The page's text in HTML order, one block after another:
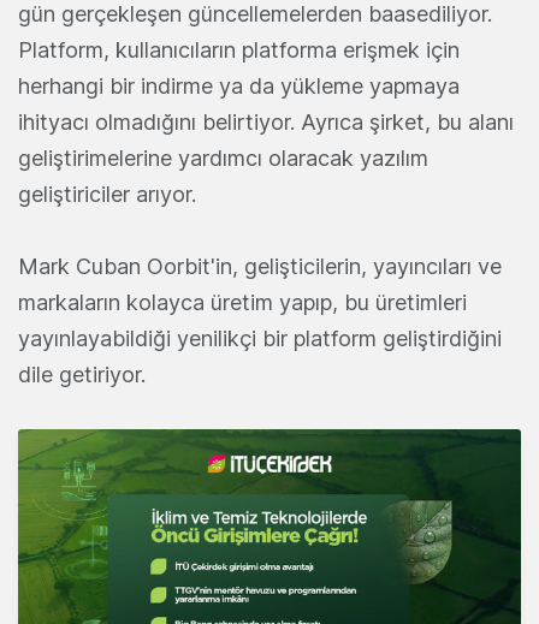
gün gerçekleşen güncellemelerden baasediliyor.
Platform, kullanıcıların platforma erişmek için
herhangi bir indirme ya da yükleme yapmaya
ihityacı olmadığını belirtiyor. Ayrıca şirket, bu alanı
geliştirimelerine yardımcı olaracak yazılım
geliştiriciler arıyor.
Mark Cuban Oorbit'in, gelişticilerin, yayıncıları ve
markaların kolayca üretim yapıp, bu üretimleri
yayınlayabildiği yenilikçi bir platform geliştirdiğini
dile getiriyor.